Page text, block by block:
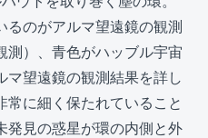
るのがアルマ望遠鏡の観測
測）、青色がハッブル宇宙
マ望遠鏡の観測結果を詳し
常に細く保たれていること
発見の惑星が環の内側と外